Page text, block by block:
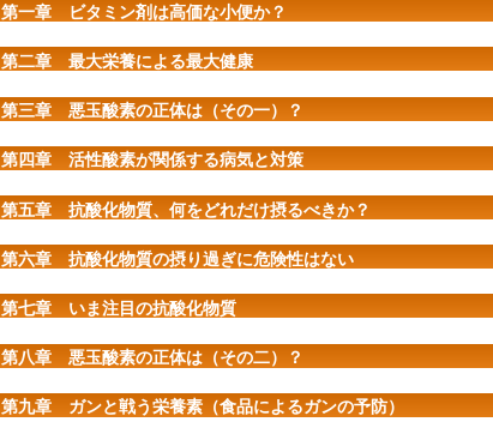
第一章 ビタミン剤は高価な小便か？
第二章 最大栄養による最大健康
第三章 悪玉酸素の正体は（その一）？
第四章 活性酸素が関係する病気と対策
第五章 抗酸化物質、何をどれだけ摂るべきか？
第六章 抗酸化物質の摂り過ぎに危険性はない
第七章 いま注目の抗酸化物質
第八章 悪玉酸素の正体は（その二）？
第九章 ガンと戦う栄養素（食品によるガンの予防）